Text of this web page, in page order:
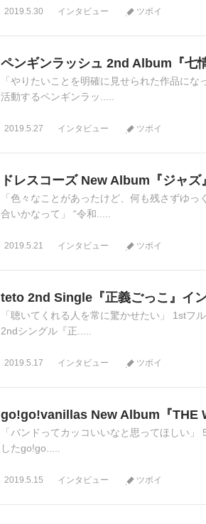
2019.5.30 インタビュー ツボイ
ペンギンラッシュ 2nd Album『七
「やりたいことを明確に見せられた作品に
活動するペンギンラッ.....
2019.5.27 インタビュー ツボイ
ドレスコーズ New Album『ジャ
「色々なことがあったけど、何も残さずゆ
合いかなって」 “令和.....
2019.5.21 インタビュー ツボイ
teto 2nd Single『正義ごっこ』イ
「聴いてくれる人を常に驚かせたい」 1stフ
2ndシングル『正.....
2019.5.17 インタビュー ツボイ
go!go!vanillas New Album『THE
「バンドってカッコいいなと思ってほしい
したgo!go.....
2019.5.15 インタビュー ツボイ